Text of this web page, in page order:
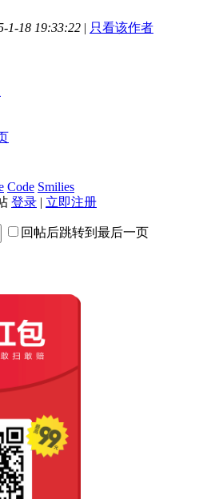
1-18 19:33:22 | 只看该作者
Code Smilies
登录 | 立即注册
回帖后跳转到最后一页